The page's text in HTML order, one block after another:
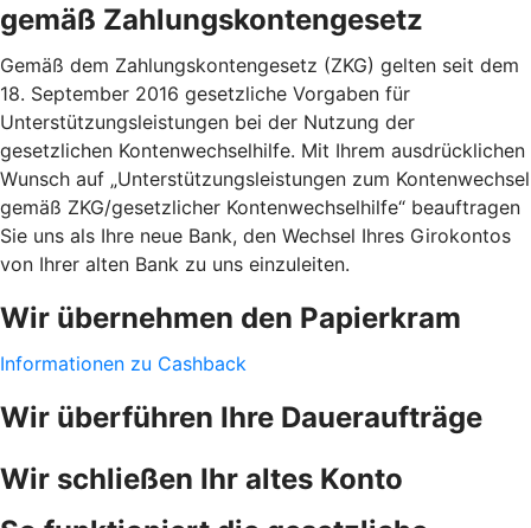
gemäß Zahlungskontengesetz
Gemäß dem Zahlungskontengesetz (ZKG) gelten seit dem
18. September 2016 gesetzliche Vorgaben für
Unterstützungsleistungen bei der Nutzung der
gesetzlichen Kontenwechselhilfe. Mit Ihrem ausdrücklichen
Wunsch auf „Unterstützungsleistungen zum Kontenwechsel
gemäß ZKG/gesetzlicher Kontenwechselhilfe“ beauftragen
Sie uns als Ihre neue Bank, den Wechsel Ihres Girokontos
von Ihrer alten Bank zu uns einzuleiten.
Wir übernehmen den Papierkram
Informationen zu Cashback
Wir überführen Ihre Daueraufträge
Wir schließen Ihr altes Konto